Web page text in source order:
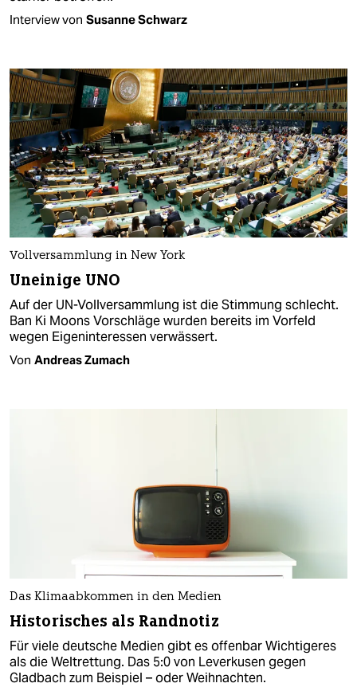
Interview von Susanne Schwarz
Vollversammlung in New York
Uneinige UNO
Auf der UN-Vollversammlung ist die Stimmung schlecht.
Ban Ki Moons Vorschläge wurden bereits im Vorfeld
wegen Eigeninteressen verwässert.
Von Andreas Zumach
Das Klimaabkommen in den Medien
Historisches als Randnotiz
Für viele deutsche Medien gibt es offenbar Wichtigeres
als die Weltrettung. Das 5:0 von Leverkusen gegen
Gladbach zum Beispiel – oder Weihnachten.